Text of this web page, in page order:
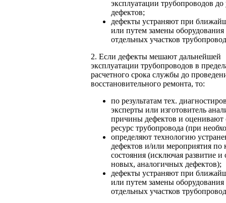
эксплуатации трубопроводов до
дефектов;
дефекты устраняют при
или путем замены оборудования
отдельных участков
2. Если дефекты мешают дальнейшей
эксплуатации трубопроводов в
расчетного срока службы до
восстановительного ремонта, то:
по результатам тех.
эксперты или изготовитель
причины дефектов и оценивают
ресурс трубопровода (при
определяют технологию
дефектов и/или мероприятия по
состояния (исключая развитие и
новых, аналогичных дефектов);
дефекты устраняют при
или путем замены оборудования
отдельных участков